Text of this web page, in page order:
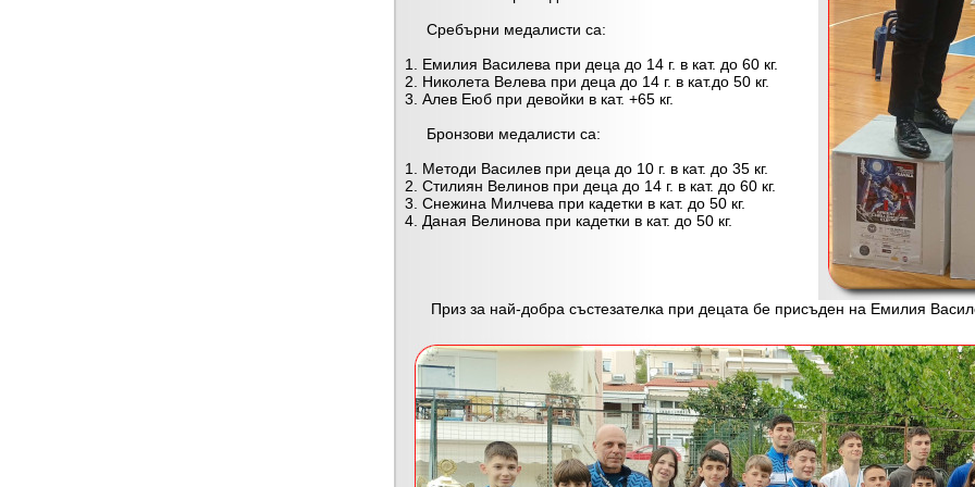
Сребърни медалисти са:
1. Емилия Василева при деца до 14 г. в кат. до 60 кг.
2. Николета Велева при деца до 14 г. в кат.до 50 кг.
3. Алев Еюб при девойки в кат. +65 кг.
Бронзови медалисти са:
1. Методи Василев при деца до 10 г. в кат. до 35 кг.
2. Стилиян Велинов при деца до 14 г. в кат. до 60 кг.
3. Снежина Милчева при кадетки в кат. до 50 кг.
4. Даная Велинова при кадетки в кат. до 50 кг.
Приз за най-добра състезателка при децата бе присъден на Емилия